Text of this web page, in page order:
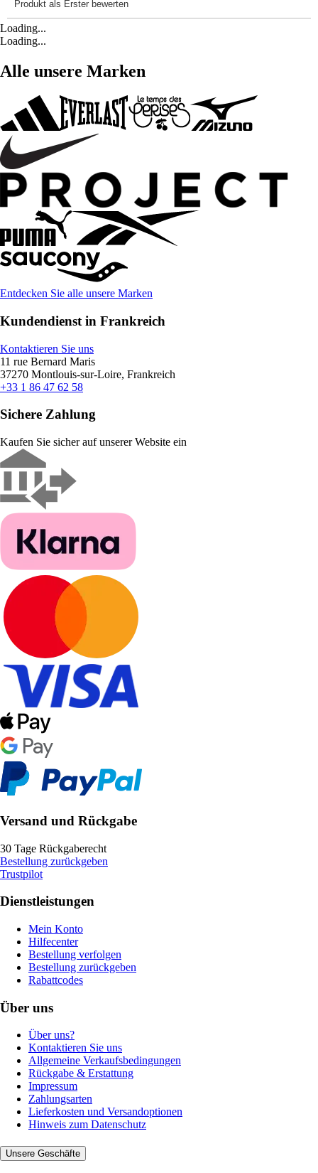
Loading...
Loading...
Alle unsere Marken
Entdecken Sie alle unsere Marken
Kundendienst in Frankreich
Kontaktieren Sie uns
11 rue Bernard Maris
37270 Montlouis-sur-Loire, Frankreich
+33 1 86 47 62 58
Sichere Zahlung
Kaufen Sie sicher auf unserer Website ein
Versand und Rückgabe
30 Tage Rückgaberecht
Bestellung zurückgeben
Trustpilot
Dienstleistungen
Mein Konto
Hilfecenter
Bestellung verfolgen
Bestellung zurückgeben
Rabattcodes
Über uns
Über uns?
Kontaktieren Sie uns
Allgemeine Verkaufsbedingungen
Rückgabe & Erstattung
Impressum
Zahlungsarten
Lieferkosten und Versandoptionen
Hinweis zum Datenschutz
Unsere Geschäfte